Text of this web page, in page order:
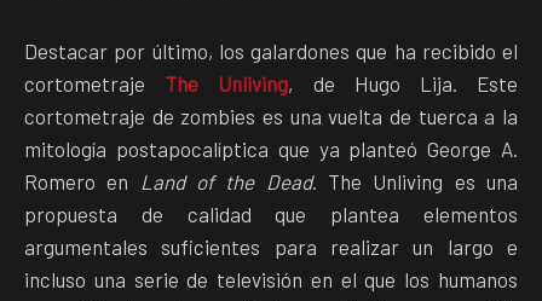
Destacar por último, los galardones que ha recibido el
cortometraje The Unliving, de Hugo Lija. Este
cortometraje de zombies es una vuelta de tuerca a la
mitología postapocalíptica que ya planteó George A.
Romero en
Land of the Dead. The Unliving es una
propuesta de calidad que plantea elementos
argumentales suficientes para realizar un largo e
incluso una serie de televisión en el que los humanos